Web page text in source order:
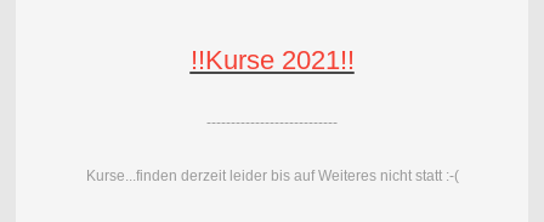
!!Kurse 2021!!
---------------------------
Kurse...finden derzeit leider bis auf Weiteres nicht statt :-(